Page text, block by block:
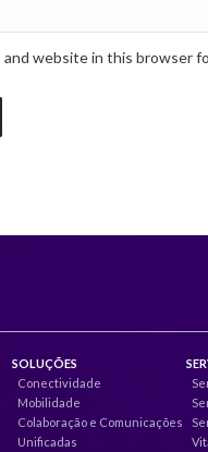
and website in this browser
SOLUÇÕES
Conectividade
Mobilidade
Colaboração e Comunicações
Unificadas